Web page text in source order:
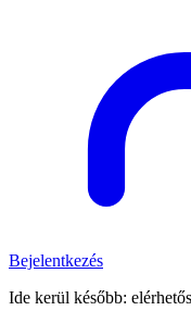
Bejelentkezés
Ide kerül később: